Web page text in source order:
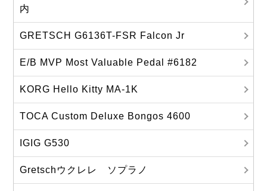
内
GRETSCH G6136T-FSR Falcon Jr
E/B MVP Most Valuable Pedal #6182
KORG Hello Kitty MA‐1K
TOCA Custom Deluxe Bongos 4600
IGIG G530
Gretschウクレレ ソプラノ